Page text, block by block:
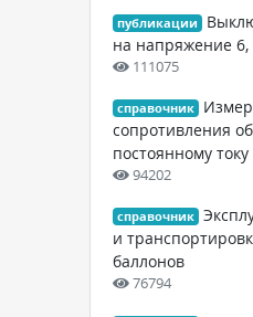
публикации
на напряжение 6,
111075
справочник
сопротивления
постоянному току
94202
справочник
и
баллонов
76794